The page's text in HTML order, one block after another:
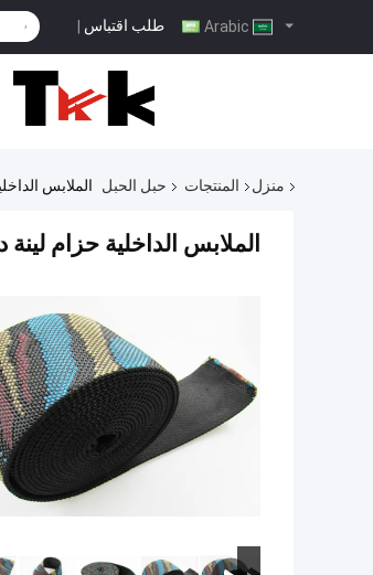
طلب اقتباس |
منزل المنتجات حبل الحبل الملابس
الملابس الداخلية حزام